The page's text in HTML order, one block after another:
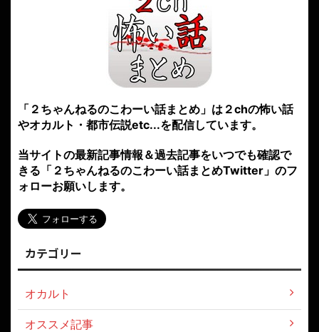
「２ちゃんねるのこわーい話まとめ」は２chの怖い話
やオカルト・都市伝説etc...を配信しています。
当サイトの最新記事情報＆過去記事をいつでも確認で
きる「２ちゃんねるのこわーい話まとめTwitter」のフ
ォローお願いします。
カテゴリー
オカルト
オススメ記事